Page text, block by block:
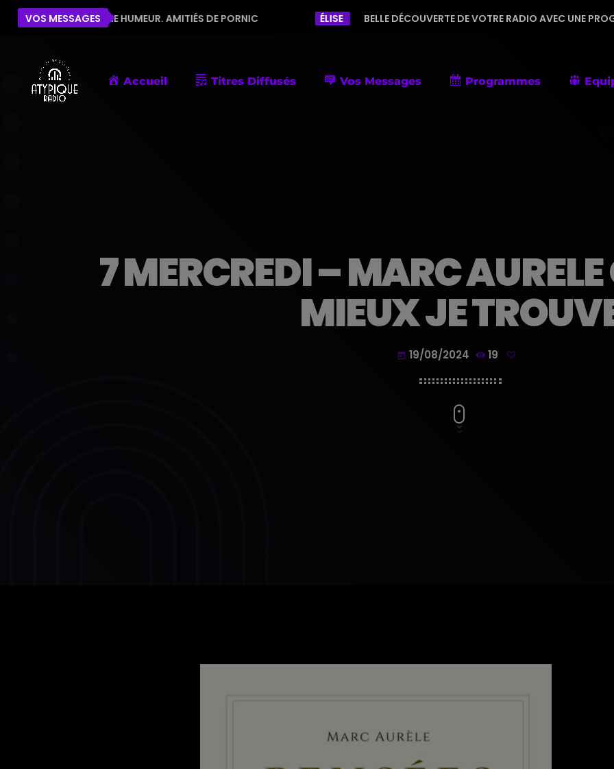
VOS MESSAGES
BONNE HUMEUR. AMITIÉS DE PORNIC ÉLISE BELLE DÉCOUVERTE DE VOTRE RADIO AVEC UNE
Accueil Titres Diffusés Vos Messages Programmes
7 MERCREDI – MARC
MIEUX JE
today 19/08/2024 19